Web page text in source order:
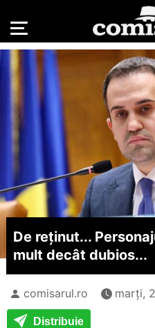
De reținut...
mult decât dubios...
comisarul.ro marți,
Distribuie